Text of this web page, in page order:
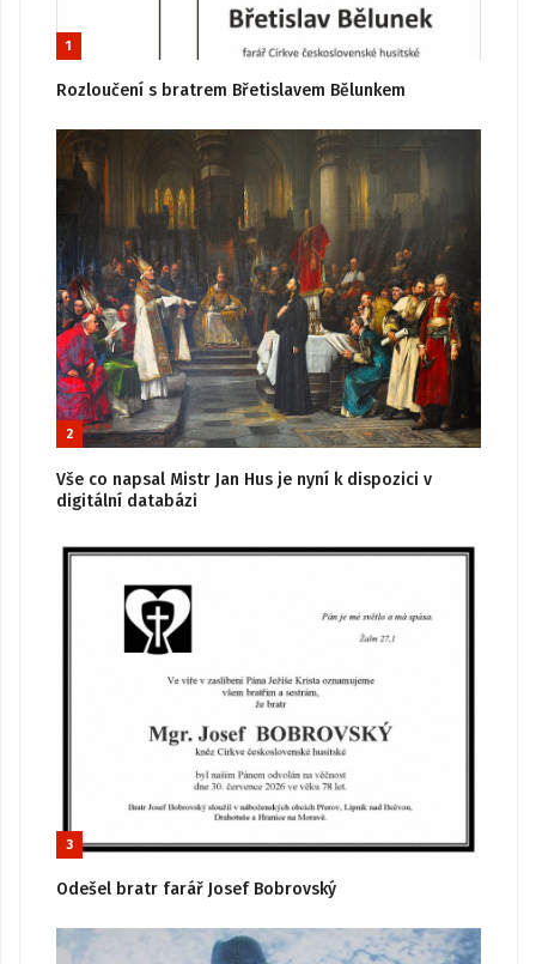
1
Rozloučení s bratrem Břetislavem Bělunkem
2
Vše co napsal Mistr Jan Hus je nyní k dispozici v
digitální databázi
3
Odešel bratr farář Josef Bobrovský